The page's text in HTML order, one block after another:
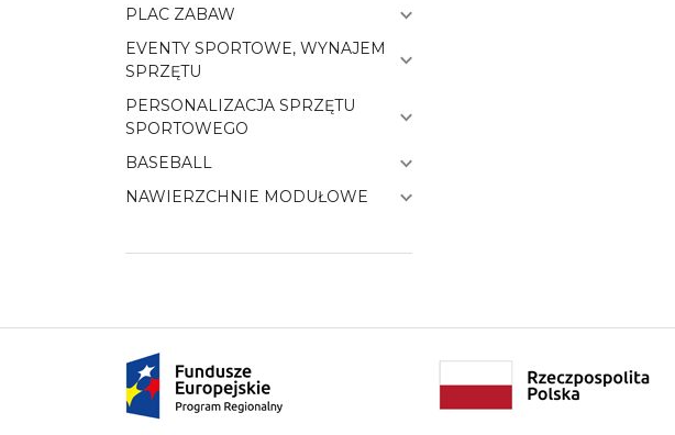
PLAC ZABAW
EVENTY SPORTOWE, WYNAJEM
SPRZĘTU
PERSONALIZACJA SPRZĘTU
SPORTOWEGO
BASEBALL
NAWIERZCHNIE MODUŁOWE